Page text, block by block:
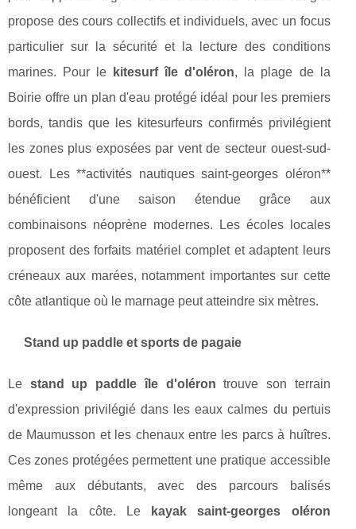
propose des cours collectifs et individuels, avec un focus
particulier sur la sécurité et la lecture des conditions
marines. Pour le
kitesurf île d'oléron, la plage de la
Boirie offre un plan d'eau protégé idéal pour les premiers
bords, tandis que les kitesurfeurs confirmés privilégient
les zones plus exposées par vent de secteur ouest-sud-
ouest. Les **activités nautiques saint-georges oléron**
bénéficient d'une saison étendue grâce aux
combinaisons néoprène modernes. Les écoles locales
proposent des forfaits matériel complet et adaptent leurs
créneaux aux marées, notamment importantes sur cette
côte atlantique où le marnage peut atteindre six mètres.
Stand up paddle et sports de pagaie
Le stand up paddle île d'oléron trouve son terrain
d'expression privilégié dans les eaux calmes du pertuis
de Maumusson et les chenaux entre les parcs à huîtres.
Ces zones protégées permettent une pratique accessible
même aux débutants, avec des parcours balisés
longeant la côte. Le
kayak saint-georges oléron